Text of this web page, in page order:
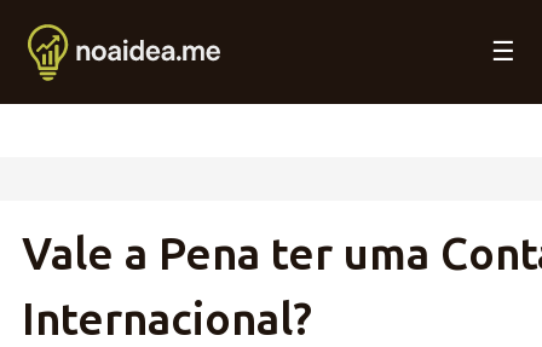
☰
Vale a Pena ter uma
Internacional?